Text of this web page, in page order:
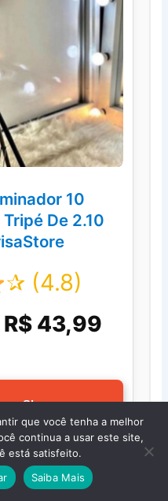
10
De 2.10
✰ (4.8)
R$ 43,99
na Shopee
que você tenha a melhor
continua a usar este site,
está satisfeito.
Saiba Mais